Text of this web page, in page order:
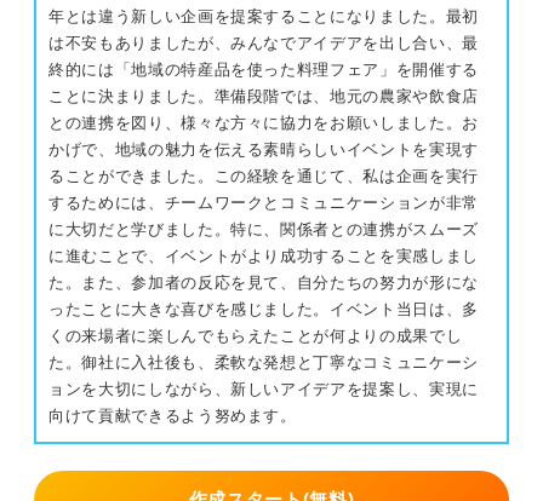
年とは違う新しい企画を提案することになりました。最初
は不安もありましたが、みんなでアイデアを出し合い、最
終的には「地域の特産品を使った料理フェア」を開催する
ことに決まりました。準備段階では、地元の農家や飲食店
との連携を図り、様々な方々に協力をお願いしました。お
かげで、地域の魅力を伝える素晴らしいイベントを実現す
ることができました。この経験を通じて、私は企画を実行
するためには、チームワークとコミュニケーションが非常
に大切だと学びました。特に、関係者との連携がスムーズ
に進むことで、イベントがより成功することを実感しまし
た。また、参加者の反応を見て、自分たちの努力が形にな
ったことに大きな喜びを感じました。イベント当日は、多
くの来場者に楽しんでもらえたことが何よりの成果でし
た。御社に入社後も、柔軟な発想と丁寧なコミュニケーシ
ョンを大切にしながら、新しいアイデアを提案し、実現に
向けて貢献できるよう努めます。